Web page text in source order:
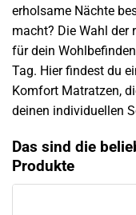
erholsame Nächte
macht? Die Wahl der
für dein
Tag. Hier findest du
Komfort Matratzen,
deinen individuellen
Das sind die
Produkte